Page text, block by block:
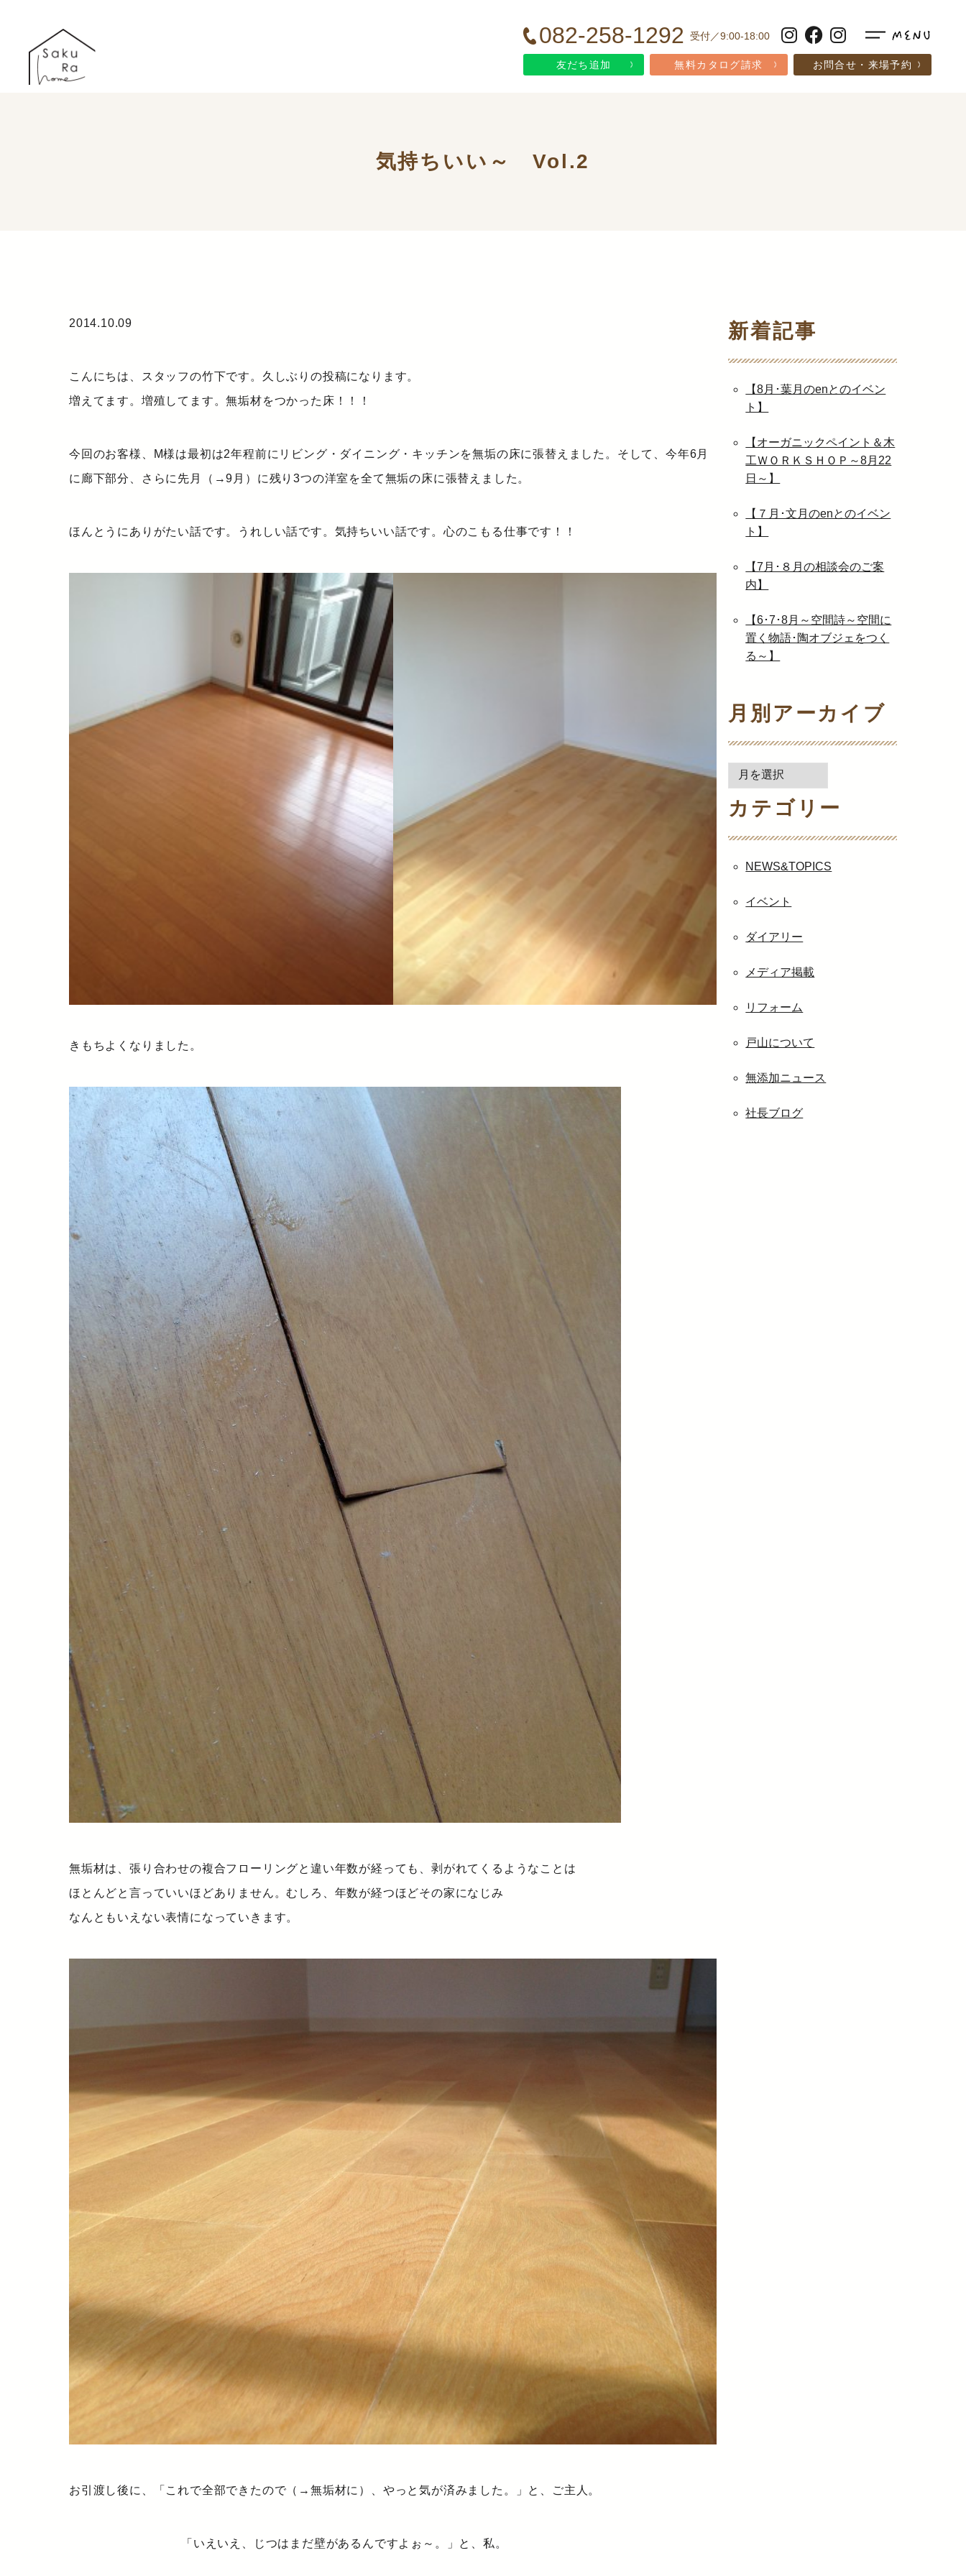
082-258-1292 受付／9:00-18:00
友だち追加 無料カタログ請求 お問合せ・来場予約
気持ちいい～ Vol.2
2014.10.09
こんにちは、スタッフの竹下です。久しぶりの投稿になります。
増えてます。増殖してます。無垢材をつかった床！！！
今回のお客様、M様は最初は2年程前にリビング・ダイニング・キッチンを無垢の床に張替えました。そして、今年6月
に廊下部分、さらに先月（→9月）に残り3つの洋室を全て無垢の床に張替えました。
ほんとうにありがたい話です。うれしい話です。気持ちいい話です。心のこもる仕事です！！
きもちよくなりました。
無垢材は、張り合わせの複合フローリングと違い年数が経っても、剥がれてくるようなことは
ほとんどと言っていいほどありません。むしろ、年数が経つほどその家になじみ
なんともいえない表情になっていきます。
お引渡し後に、「これで全部できたので（→無垢材に）、やっと気が済みました。」と、ご主人。
「いえいえ、じつはまだ壁があるんですよぉ～。」と、私。
新着記事
【8月･葉月のenとのイベン
ト】
【オーガニックペイント＆木
工ＷＯＲＫＳＨＯＰ～8月22
日～】
【７月･文月のenとのイベン
ト】
【7月･８月の相談会のご案
内】
【6･7･8月～空間詩～空間に
置く物語･陶オブジェをつく
る～】
月別アーカイブ
別
ア
カ
カテゴリー
NEWS&TOPICS
イベント
ダイアリー
メディア掲載
リフォーム
戸山について
無添加ニュース
社長ブログ